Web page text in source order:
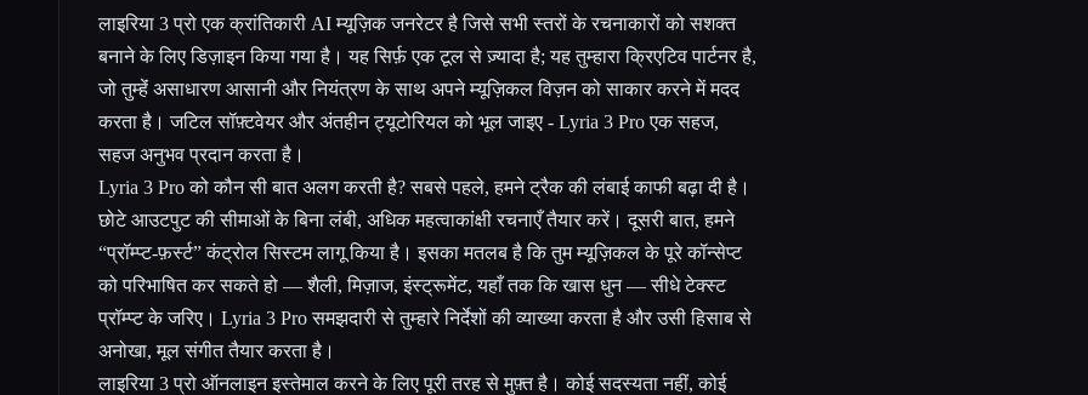
लाइरिया 3 प्रो एक क्रांतिकारी AI म्यूज़िक जनरेटर है जिसे सभी स्तरों के रचनाकारों को सशक्त
बनाने के लिए डिज़ाइन किया गया है। यह सिर्फ़ एक टूल से ज़्यादा है; यह तुम्हारा क्रिएटिव पार्टनर है,
जो तुम्हेंं असाधारण आसानी और नियंत्रण के साथ अपने म्यूज़िकल विज़न को साकार करने में मदद
करता है। जटिल सॉफ़्टवेयर और अंतहीन ट्यूटोरियल को भूल जाइए - Lyria 3 Pro एक सहज,
सहज अनुभव प्रदान करता है।
Lyria 3 Pro को कौन सी बात अलग करती है? सबसे पहले, हमने ट्रैक की लंबाई काफी बढ़ा दी है।
छोटे आउटपुट की सीमाओं के बिना लंबी, अधिक महत्वाकांक्षी रचनाएँ तैयार करें। दूसरी बात, हमने
“प्रॉम्प्ट-फ़र्स्ट” कंट्रोल सिस्टम लागू किया है। इसका मतलब है कि तुम म्यूज़िकल के पूरे कॉन्सेप्ट
को परिभाषित कर सकते हो — शैली, मिज़ाज, इंस्ट्रूमेंट, यहाँ तक कि खास धुन — सीधे टेक्स्ट
प्रॉम्प्ट के जरिए। Lyria 3 Pro समझदारी से तुम्हारे निर्देशों की व्याख्या करता है और उसी हिसाब से
अनोखा, मूल संगीत तैयार करता है।
लाइरिया 3 प्रो ऑनलाइन इस्तेमाल करने के लिए पूरी तरह से मुफ़्त है। कोई सदस्यता नहीं, कोई